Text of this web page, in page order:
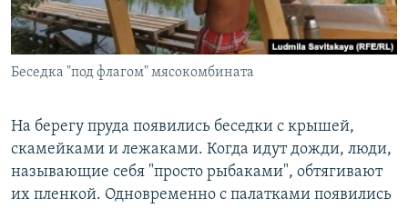
Беседка "под флагом" мясокомбината
На берегу пруда появились беседки с крышей,
скамейками и лежаками. Когда идут дожди, люди,
называющие себя "просто рыбаками", обтягивают
их пленкой. Одновременно с палатками появились